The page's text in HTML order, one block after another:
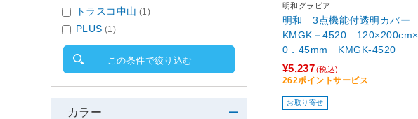
明和グラビア
明和 3点機能付透明カバー
KMGK－4520 120×200cm×
0．45mm KMGK-4520
¥5,237(税込)
262ポイントサービス
お取り寄せ
トラスコ中山 (1)
PLUS (1)
この条件で絞り込む
カラー